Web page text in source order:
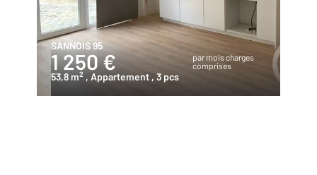
SANNOIS 95
1 250 €
par mois charges
comprises
53,8 m2 , Appartement , 3 pcs